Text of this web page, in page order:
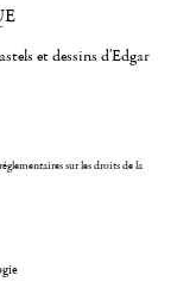
et dessins d'Edgar
sur les droits de la